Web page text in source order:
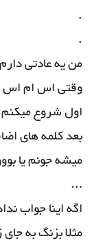
.
.
من یه عادتی
وقتی اس ام اس
اول شروع
بعد کلمه های
میشه جونم یا
…
اگه اینا جواب
مثلا بزنگ به